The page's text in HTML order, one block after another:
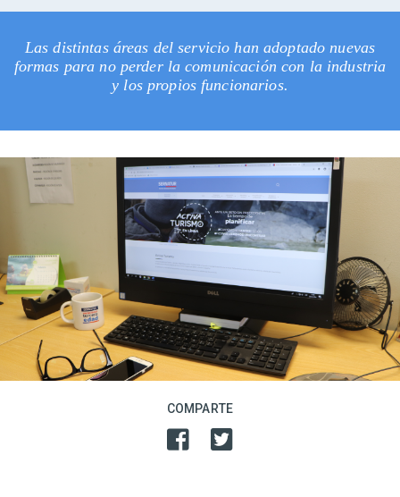
Las distintas áreas del servicio han adoptado nuevas
formas para no perder la comunicación con la industria
y los propios funcionarios.
COMPARTE